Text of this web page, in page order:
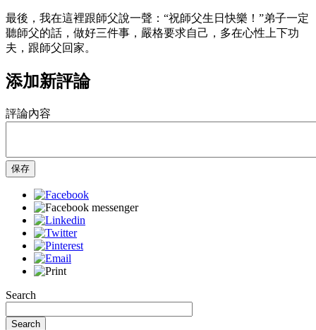
最後，我在這裡跟師父說一聲：“祝師父生日快樂！”弟子一定
聽師父的話，做好三件事，嚴格要求自己，多在心性上下功
夫，跟師父回家。
添加新評論
評論內容
保存
Search
Search